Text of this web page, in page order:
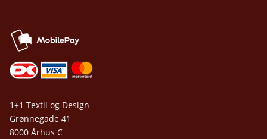
1+1 Textil og Design
Grønnegade 41
8000 Århus C